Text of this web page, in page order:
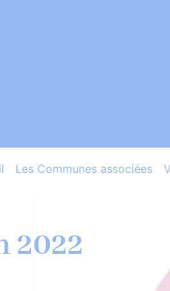
Les Communes associées
2022